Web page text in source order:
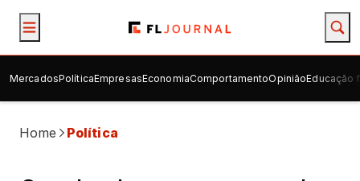
MercadosPolíticaEmpresasEconomiaComportamentoOpiniãoEducação
Home Política